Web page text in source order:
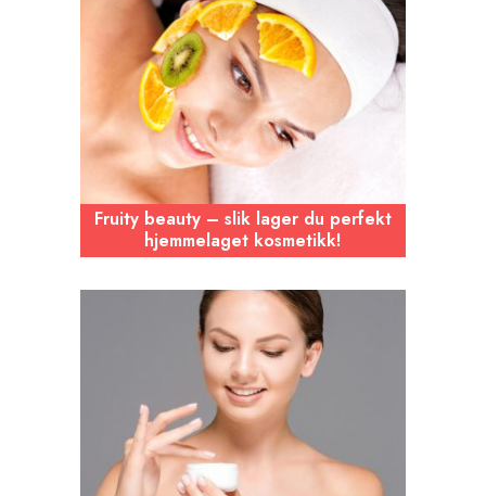
Fruity beauty – slik lager du perfekt
hjemmelaget kosmetikk!